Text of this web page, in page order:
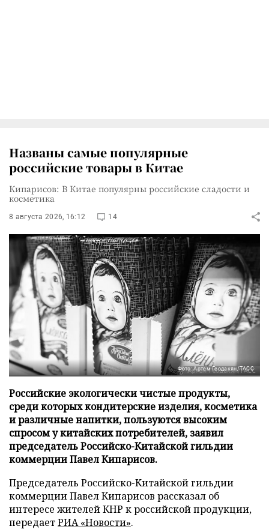
Названы самые популярные
российские товары в Китае
Кипарисов: В Китае популярны российские сладости и
косметика
8 августа 2026, 16:12 14
Фото: Артем Геодакян/ТАСС
Российские экологически чистые продукты,
среди которых кондитерские изделия, косметика
и различные напитки, пользуются высоким
спросом у китайских потребителей, заявил
председатель Российско-Китайской гильдии
коммерции Павел Кипарисов.
Председатель Российско-Китайской гильдии
коммерции Павел Кипарисов рассказал об
интересе жителей КНР к российской продукции,
передаетРИА «Новости».